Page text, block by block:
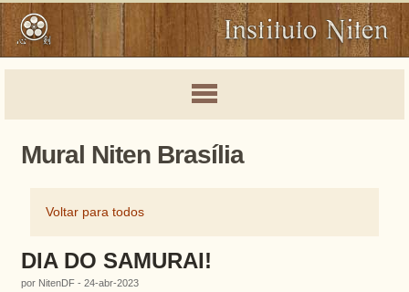
Mural Niten Brasília
Voltar para todos
DIA DO SAMURAI!
por NitenDF - 24-abr-2023